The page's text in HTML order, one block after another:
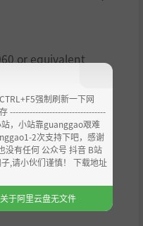
灵（Hulder）以及维特尔
性与战斗方式。
or equivalent
强制刷新一下网
----------------------------------
，小站靠guanggao艰难
2次支持下吧，感谢
没有任何 公众号 抖音 B站
,请小伙们谨慎！ 下载地址
关于阿里云盘无文件